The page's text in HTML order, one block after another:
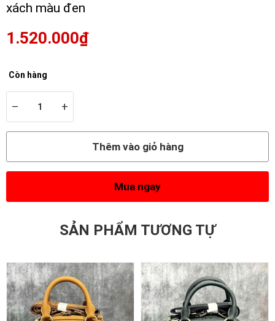
xách màu đen
1.520.000₫
Còn hàng
– +
Thêm vào giỏ hàng
Mua ngay
SẢN PHẨM TƯƠNG TỰ